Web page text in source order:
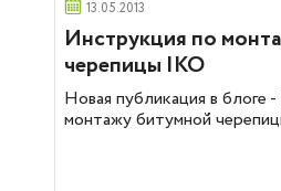
13.05.2013
Инструкция по
черепицы IKO
Новая публикация в блоге
монтажу битумной